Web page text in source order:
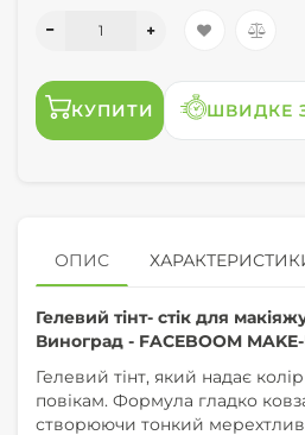
КУПИТИ ШВИДКЕ
ОПИС
Гелевий тінт- стік для
Виноград - FACEBOOM
Гелевий тінт, який надає
повікам. Формула гладко
створюючи тонкий